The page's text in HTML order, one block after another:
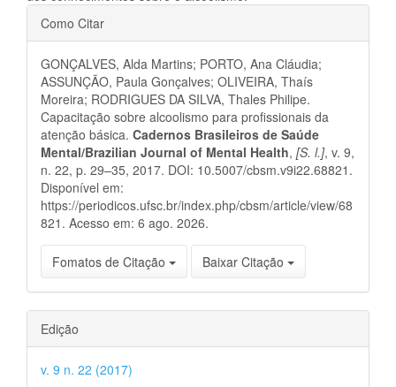
Detalhes
do
artigo
Como Citar
GONÇALVES, Alda Martins; PORTO, Ana Cláudia;
ASSUNÇÃO, Paula Gonçalves; OLIVEIRA, Thaís
Moreira; RODRIGUES DA SILVA, Thales Philipe.
Capacitação sobre alcoolismo para profissionais da
atenção básica. Cadernos Brasileiros de Saúde
Mental/Brazilian Journal of Mental Health, [S. l.], v. 9,
n. 22, p. 29–35, 2017. DOI: 10.5007/cbsm.v9i22.68821.
Disponível em:
https://periodicos.ufsc.br/index.php/cbsm/article/view/68
821. Acesso em: 6 ago. 2026.
Fomatos de Citação Baixar Citação
Edição
v. 9 n. 22 (2017)